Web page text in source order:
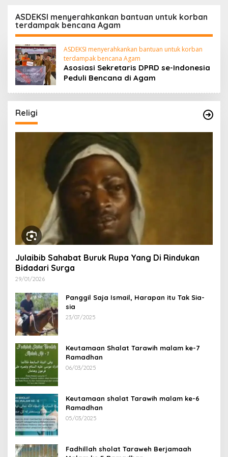
Buka Raflesia Kemumu
Festival
Haji Dengan Penuh
ASDEKSI menyerahkankan bantuan untuk korban
terdampak bencana Agam
ASDEKSI menyerahkankan bantuan untuk korban
terdampak bencana Agam
Asosiasi Sekretaris DPRD se-Indonesia
Peduli Bencana di Agam
Religi
Julaibib Sahabat Buruk Rupa Yang Di Rindukan
Bidadari Surga
29/01/2026
Panggil Saja Ismail, Harapan itu Tak Sia-
sia
23/07/2025
Keutamaan Shalat Tarawih malam ke-7
Ramadhan
06/03/2025
Keutamaan shalat Tarawih malam ke-6
Ramadhan
05/03/2025
Fadhillah sholat Taraweh Berjamaah